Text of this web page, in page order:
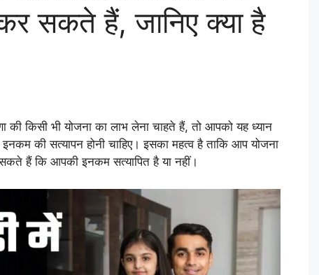
सकते हैं, जानिए क्या है
किसी भी योजना का लाभ लेना चाहते हैं, तो आपको यह ध्यान
की सत्यापन होनी चाहिए। इसका महत्व है ताकि आप योजना
हैं कि आपकी इनकम सत्यापित है या नहीं।